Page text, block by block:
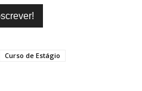
Curso de Estágio